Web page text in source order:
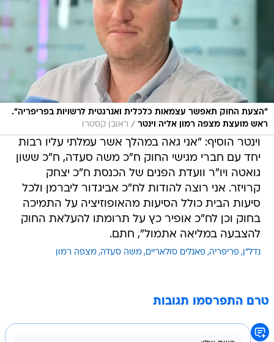
"הצעת החוק תאפשר עצמאות כלכלית ואנרגטית לרשויות בפריפריה".
ראש מועצת מצפה רמון אליה וינטר / ראובן קסטרו
וינטר הוסיף: "אני גאה במהלך אשר עמלתי עליו רבות
יחד עם חברי מגישי החוק ח"כ משה סעדה, ח"כ ששון
גואטה ויו"ר וועדת הפנים של הכנסת ח"כ יצחק
קרויזר. אני רוצה להודות לח"כ אביגדור ליברמן ולכל
סיעות הבית כולל הסיעות מהאופוזיציה על התמיכה
בחוק וכן לח"כ אופיר כץ על תרומתו להעלאת החוק
להצבעה במליאה אתמול", חתם.
נדל"ן פריפריה פאנלים סולאריים משה סעדה מצפה רמון
טרם התפרסמו תגובות